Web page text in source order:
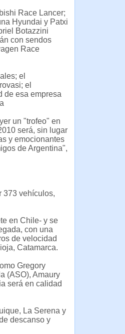
Race Lancer;
Hyundai y Patxi
Botazzini
con sendos
Race
el
el
de esa empresa
un "trofeo" en
será, sin lugar
y emocionantes
de Argentina",
373 vehículos,
en Chile- y se
con una
de velocidad
Catamarca.
Gregory
(ASO), Amaury
será en calidad
La Serena y
descanso y